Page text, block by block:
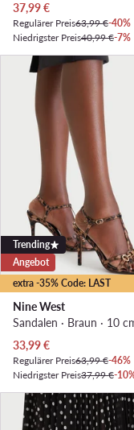
Aktueller Preis
37,99€
Regulärer Preis63,99 €-40%
Niedrigster Preis40,99 €-7%
extra -35% Code: LAST
Trending
Angebot
Nine West
Sandalen · Braun · 10
Aktueller Preis
33,99€
Regulärer Preis63,99 €-46%
Niedrigster Preis37,99 €-